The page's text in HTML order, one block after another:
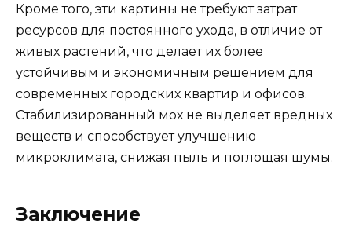
Кроме того, эти картины не требуют затрат
ресурсов для постоянного ухода, в отличие от
живых растений, что делает их более
устойчивым и экономичным решением для
современных городских квартир и офисов.
Стабилизированный мох не выделяет вредных
веществ и способствует улучшению
микроклимата, снижая пыль и поглощая шумы.
Заключение